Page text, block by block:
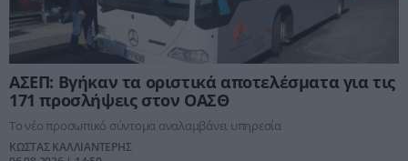
ΑΣΕΠ: Βγήκαν τα οριστικά αποτελέσματα για τις
171 προσλήψεις στον ΟΑΣΘ
Το νέο προσωπικό σύντομα αναλαμβάνει υπηρεσία
ΚΩΣΤΑΣ ΚΑΛΛΙΑΝΤΕΡΗΣ